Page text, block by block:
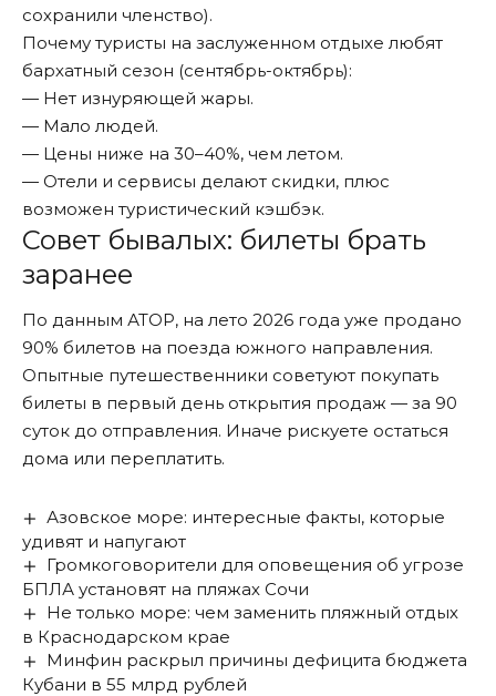
сохранили членство).
Почему туристы на заслуженном отдыхе любят
бархатный сезон (сентябрь-октябрь):
— Нет изнуряющей жары.
— Мало людей.
— Цены ниже на 30–40%, чем летом.
— Отели и сервисы делают скидки, плюс
возможен туристический кэшбэк.
Совет бывалых: билеты брать
заранее
По данным АТОР, на лето 2026 года уже продано
90% билетов на поезда южного направления.
Опытные путешественники советуют покупать
билеты в первый день открытия продаж — за 90
суток до отправления. Иначе рискуете остаться
дома или переплатить.
Азовское море: интересные факты, которые
удивят и напугают
Громкоговорители для оповещения об угрозе
БПЛА установят на пляжах Сочи
Не только море: чем заменить пляжный отдых
в Краснодарском крае
Минфин раскрыл причины дефицита бюджета
Кубани в 55 млрд рублей